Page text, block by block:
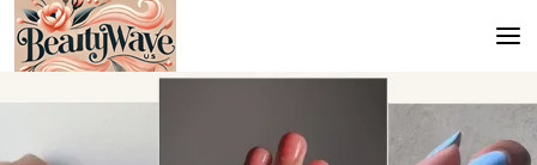
Principal
En